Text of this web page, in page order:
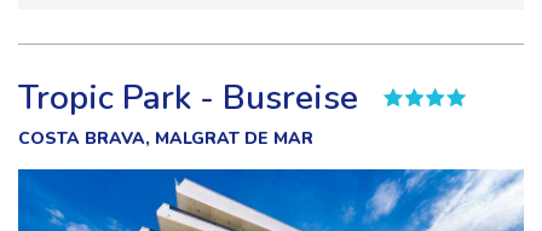
Tropic Park - Busreise
COSTA BRAVA, MALGRAT DE MAR